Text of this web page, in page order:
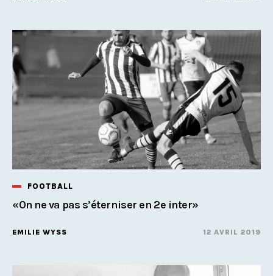
FOOTBALL
«On ne va pas s’éterniser en 2e inter»
EMILIE WYSS 12 AVRIL 2019